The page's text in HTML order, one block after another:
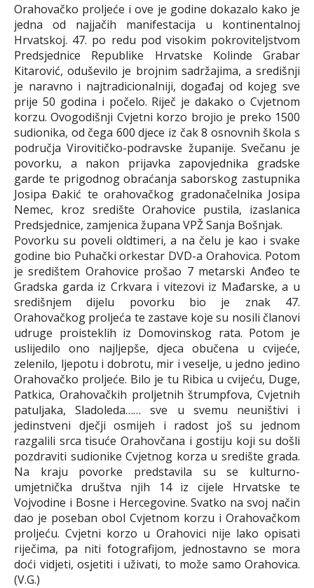
Orahovačko proljeće i ove je godine dokazalo kako je
jedna od najjačih manifestacija u kontinentalnoj
Hrvatskoj. 47. po redu pod visokim pokroviteljstvom
Predsjednice Republike Hrvatske Kolinde Grabar
Kitarović, oduševilo je brojnim sadržajima, a središnji
je naravno i najtradicionalniji, događaj od kojeg sve
prije 50 godina i počelo. Riječ je dakako o Cvjetnom
korzu. Ovogodišnji Cvjetni korzo brojio je preko 1500
sudionika, od čega 600 djece iz čak 8 osnovnih škola s
područja Virovitičko-podravske županije. Svečanu je
povorku, a nakon prijavka zapovjednika gradske
garde te prigodnog obraćanja saborskog zastupnika
Josipa Đakić te orahovačkog gradonačelnika Josipa
Nemec, kroz središte Orahovice pustila, izaslanica
Predsjednice, zamjenica župana VPŽ Sanja Bošnjak.
Povorku su poveli oldtimeri, a na čelu je kao i svake
godine bio Puhački orkestar DVD-a Orahovica. Potom
je središtem Orahovice prošao 7 metarski Anđeo te
Gradska garda iz Crkvara i vitezovi iz Mađarske, a u
središnjem dijelu povorku bio je znak 47.
Orahovačkog proljeća te zastave koje su nosili članovi
udruge proisteklih iz Domovinskog rata. Potom je
uslijedilo ono najljepše, djeca obučena u cvijeće,
zelenilo, ljepotu i dobrotu, mir i veselje, u jedno jedino
Orahovačko proljeće. Bilo je tu Ribica u cvijeću, Duge,
Patkica, Orahovačkih proljetnih štrumpfova, Cvjetnih
patuljaka, Sladoleda…… sve u svemu neuništivi i
jedinstveni dječji osmijeh i radost još su jednom
razgalili srca tisuće Orahovčana i gostiju koji su došli
pozdraviti sudionike Cvjetnog korza u središte grada.
Na kraju povorke predstavila su se kulturno-
umjetnička društva njih 14 iz cijele Hrvatske te
Vojvodine i Bosne i Hercegovine. Svatko na svoj način
dao je poseban obol Cvjetnom korzu i Orahovačkom
proljeću. Cvjetni korzo u Orahovici nije lako opisati
riječima, pa niti fotografijom, jednostavno se mora
doći vidjeti, osjetiti i uživati, to može samo Orahovica.
(V.G.)